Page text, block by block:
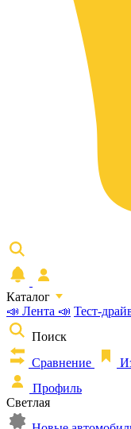
Каталог
📣 Лента 📣 Тест-
Поиск
Сравнение
Профиль
Светлая